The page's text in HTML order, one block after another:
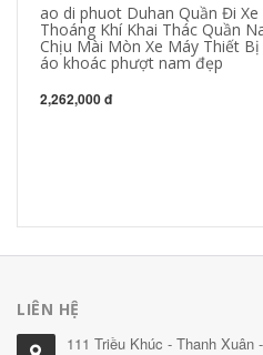
ao di phuot Duhan Quần Đi
Thoáng Khí Khai Thác Quần
Chịu Mài Mòn Xe Máy Thiết
áo khoác phượt nam đẹp
2,262,000 đ
LIÊN HỆ
111 Triều Khúc - Thanh Xuân